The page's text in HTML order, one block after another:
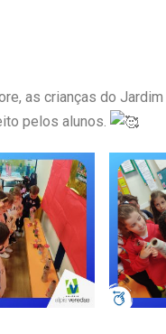
as crianças do
pelos alunos.